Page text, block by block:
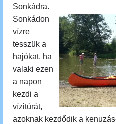
Sonkádra.
Sonkádon
vízre
tesszük a
hajókat, ha
valaki ezen
a napon
kezdi a
vízitúrát,
azoknak kezdődik a